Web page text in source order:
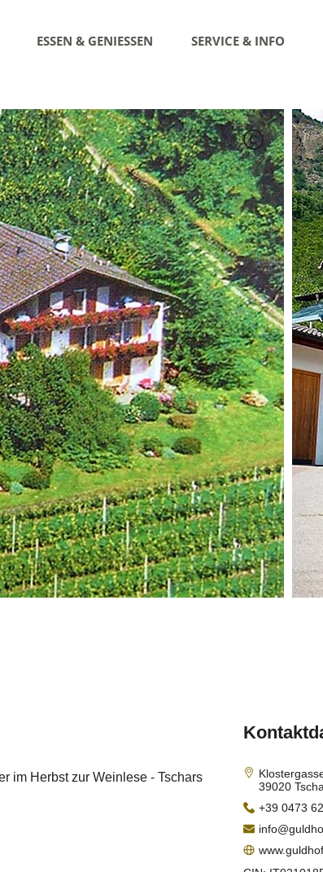
ESSEN & GENIESSEN SERVICE & INFO